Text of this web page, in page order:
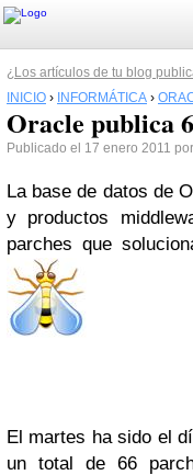
¿Los artículos de tu blog
INICIO › INFORMÁTICA ›
Oracle publica
Publicado el 17 enero 2011 por
La base de datos de
y productos
parches que
El martes ha sido el
un total de 66